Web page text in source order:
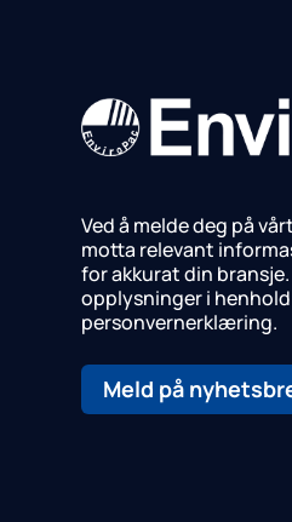
Ved å melde deg på
motta relevant
for akkurat din
opplysninger i
personvernerklæring.
Meld på